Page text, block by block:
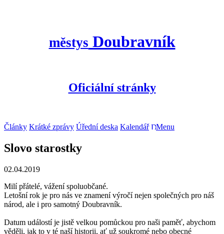
městys Doubravník
Oficiální stránky
Články Krátké zprávy Úřední deska Kalendář Menu
Slovo starostky
02.04.2019
Milí přátelé, vážení spoluobčané.
Letošní rok je pro nás ve znamení výročí nejen společných pro náš
národ, ale i pro samotný Doubravník.
Datum událostí je jistě velkou pomůckou pro naši paměť, abychom
věděli, jak to v té naší historii, ať už soukromé nebo obecné